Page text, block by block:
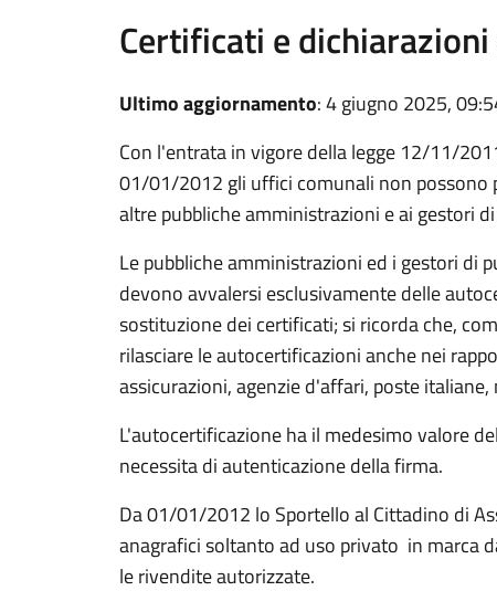
Certificati e
Ultimo aggiornamento: 4 giugno 2025,
Con l'entrata in vigore della legge 12/11/
01/01/2012 gli uffici comunali non possono
altre pubbliche amministrazioni e ai gestori
Le pubbliche amministrazioni ed i gestori di
devono avvalersi esclusivamente delle
sostituzione dei certificati; si ricorda che,
rilasciare le autocertificazioni anche nei
assicurazioni, agenzie d'affari, poste
L'autocertificazione ha il medesimo valore
necessita di autenticazione della firma.
Da 01/01/2012 lo Sportello al Cittadino di
anagrafici soltanto ad uso privato in marca
le rivendite autorizzate.